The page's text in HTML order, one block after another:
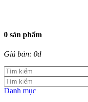
0 sản phẩm
Giá bán: 0đ
Danh mục